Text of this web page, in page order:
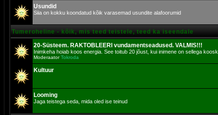
Usundid
Siia on kokku koondatud kõik varasemad usundite alafoorumid
Tumeroheline - kõik, mis teed teistele, teed ka iseendale
20-Süsteem. RAKTOBLEERI vundamentseadused. VALMIS!!!
Inimkeha hoiab koos energia. See toitub 20 jõust, kui inimene on sellega
ModeraatorTokroda
Kultuur
Looming
Jaga teistega seda, mida oled ise teinud